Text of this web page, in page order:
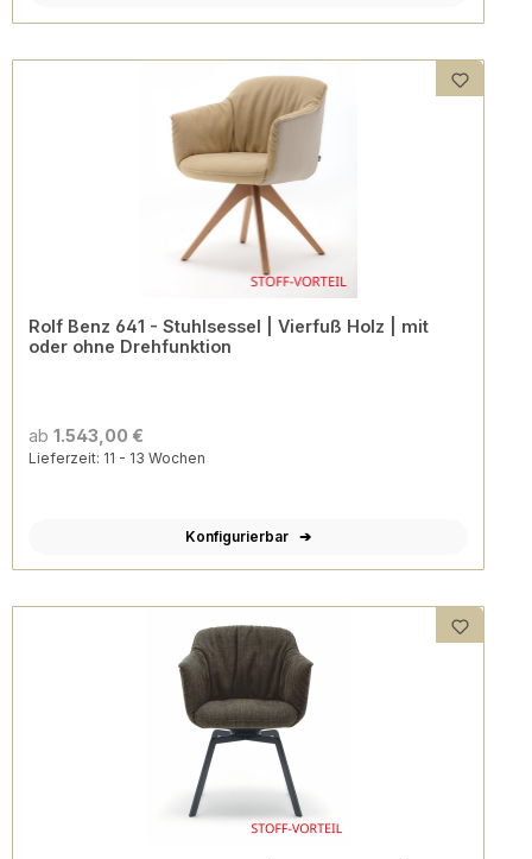
Rolf Benz 641 - Stuhlsessel | Vierfuß Holz | mit
oder ohne Drehfunktion
ab 1.543,00 €
Lieferzeit: 11 - 13 Wochen
Konfigurierbar